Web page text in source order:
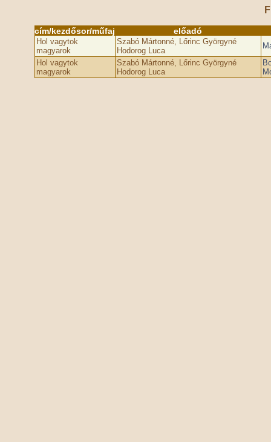
cím/kezdősor/műfaj előadó
Hol vagytok
magyarok
Szabó Mártonné, Lőrinc Györgyné
Hodorog Luca
Hol vagytok
magyarok
Szabó Mártonné, Lőrinc Györgyné
Hodorog Luca